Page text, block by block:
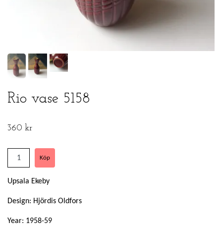
Rio vase 5158
360 kr
Upsala Ekeby
Design: Hjördis Oldfors
Year: 1958-59